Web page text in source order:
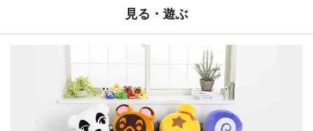
見る・遊ぶ